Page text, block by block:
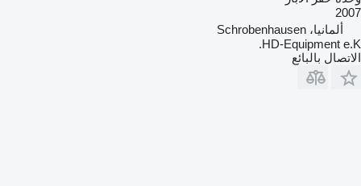
2007
ألمانيا، Schrobenhausen
HD-Equipment e.K.
الاتصال بالبائع